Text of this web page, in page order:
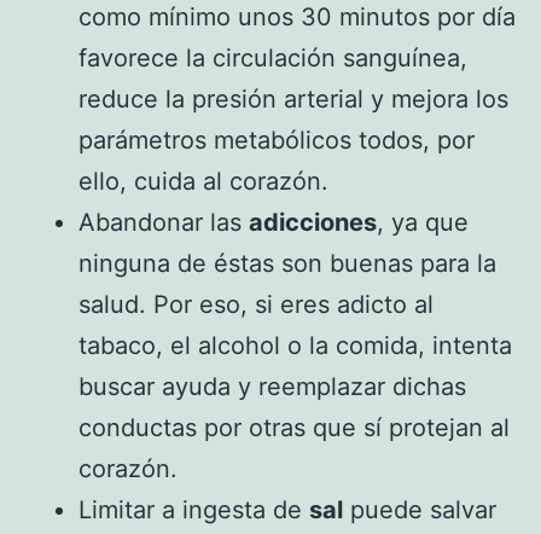
como mínimo unos 30 minutos por día
favorece la circulación sanguínea,
reduce la presión arterial y mejora los
parámetros metabólicos todos, por
ello, cuida al corazón.
Abandonar las adicciones, ya que
ninguna de éstas son buenas para la
salud. Por eso, si eres adicto al
tabaco, el alcohol o la comida, intenta
buscar ayuda y reemplazar dichas
conductas por otras que sí protejan al
corazón.
Limitar a ingesta de sal puede salvar